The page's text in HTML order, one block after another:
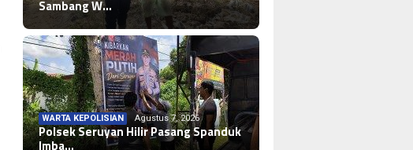
Sambang W…
WARTA KEPOLISIAN Agustus 7, 2026
Polsek Seruyan Hilir Pasang Spanduk
Imba…